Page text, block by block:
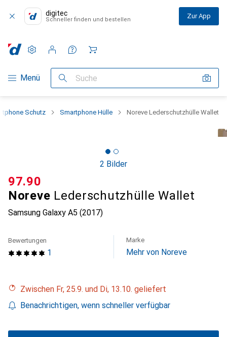
digitec
Schneller finden und bestellen Zur App
Navigation nach Kategorien
Menü Suche
Einstellungen
Kundenkonto
Vergleichslisten
Merklisten
Warenkorb
Schutz Smartphone Hülle Noreve Lederschutzhülle Wallet
2 Bilder
Noreve Lederschutzhülle Wallet
Samsung Galaxy A5 (2017)
CHF
97.90
1
Bewertungen Marke
Mehr von Noreve
Zwischen Fr, 25.9. und Di, 13.10. geliefert
Benachrichtigen, wenn schneller verfügbar